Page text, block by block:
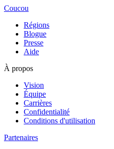
Coucou
Régions
Blogue
Presse
Aide
À propos
Vision
Équipe
Carrières
Confidentialité
Conditions d'utilisation
Partenaires